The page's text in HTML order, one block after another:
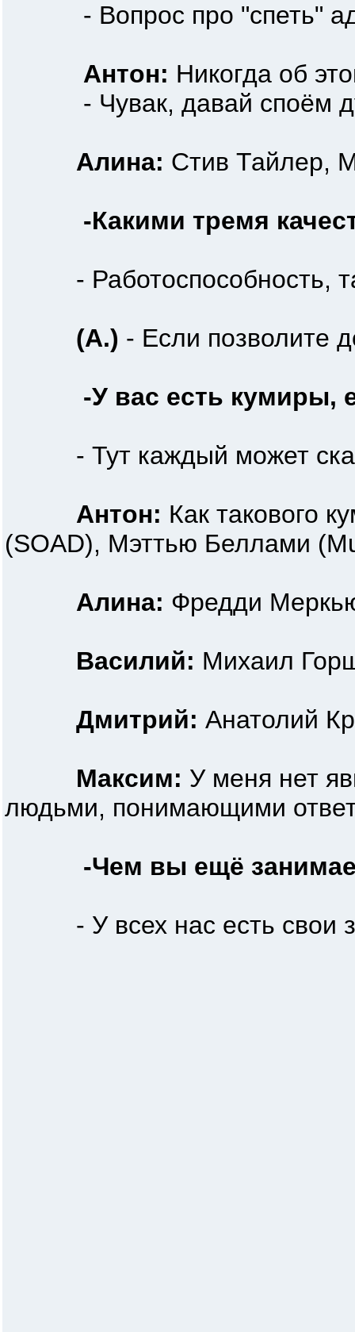
- Вопрос про "спеть"
Антон: Никогда об
- Чувак, давай споём
Алина: Стив Тайлер,
-Какими тремя
- Работоспособность,
(А.) - Если позволите
-У вас есть кумиры,
- Тут каждый может
Антон: Как такового
(SOAD), Мэттью Беллами
Алина: Фредди
Василий: Михаил
Дмитрий: Анатолий
Максим: У меня нет
людьми, понимающими
-Чем вы ещё
- У всех нас есть свои